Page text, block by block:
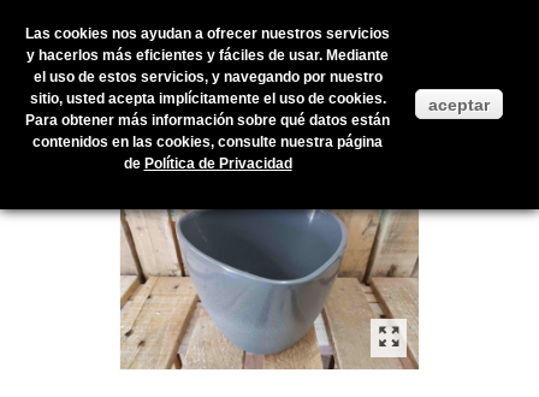
Inicio > Productos en stock > COMPLEMENTOS > Plantas de interior
>
CERÁMICAS > CERAMICA GRIS DUO Ø:16
Las cookies nos ayudan a ofrecer nuestros servicios
y hacerlos más eficientes y fáciles de usar. Mediante
el uso de estos servicios, y navegando por nuestro
sitio, usted acepta implícitamente el uso de cookies.
Para obtener más información sobre qué datos están
contenidos en las cookies, consulte nuestra página
de Política de Privacidad
aceptar